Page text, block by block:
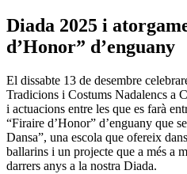
Diada 2025 i
d’Honor” d’enguany
El dissabte 13 de desembre
Tradicions i Costums Nadalencs a
i actuacions entre les que es farà
“Firaire d’Honor” d’enguany que
Dansa”, una escola que ofereix
ballarins i un projecte que a més a
darrers anys a la nostra Diada.